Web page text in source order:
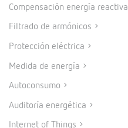
Compensación energía reactiva
Filtrado de armónicos
Protección eléctrica
Medida de energía
Autoconsumo
Auditoría energética
Internet of Things